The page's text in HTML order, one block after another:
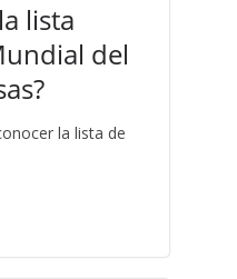
lista
del
la lista de